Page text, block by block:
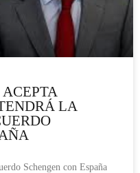
LA
Schengen con España